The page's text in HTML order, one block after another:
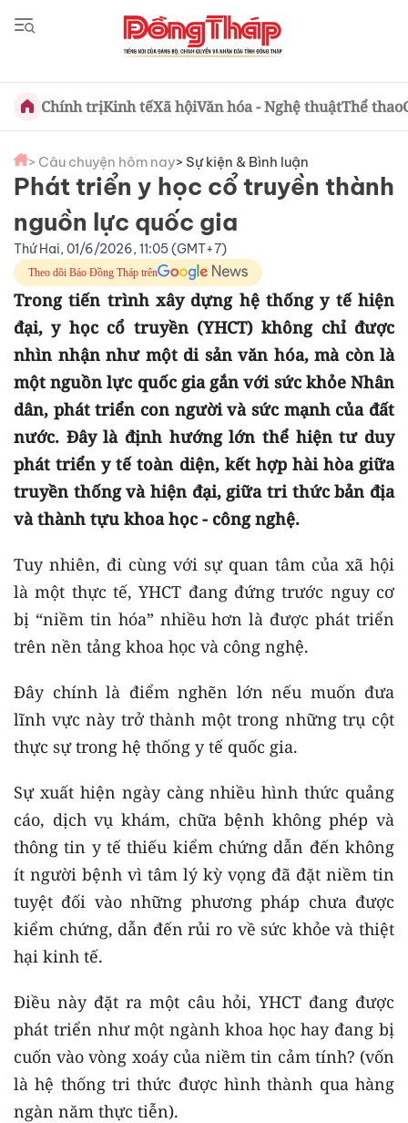
Chính trịKinh tếXã hộiVăn hóa - Nghệ thuậtThể thao
> Câu chuyện hôm nay> Sự kiện & Bình luận
Phát triển y học cổ truyền thành
nguồn lực quốc gia
Thứ Hai, 01/6/2026, 11:05 (GMT+7)
Theo dõi Báo Đồng Tháp trên
Trong tiến trình xây dựng hệ thống y tế hiện
đại, y học cổ truyền (YHCT) không chỉ được
nhìn nhận như một di sản văn hóa, mà còn là
một nguồn lực quốc gia gắn với sức khỏe Nhân
dân, phát triển con người và sức mạnh của đất
nước. Đây là định hướng lớn thể hiện tư duy
phát triển y tế toàn diện, kết hợp hài hòa giữa
truyền thống và hiện đại, giữa tri thức bản địa
và thành tựu khoa học - công nghệ.
Tuy nhiên, đi cùng với sự quan tâm của xã hội
là một thực tế, YHCT đang đứng trước nguy cơ
bị “niềm tin hóa” nhiều hơn là được phát triển
trên nền tảng khoa học và công nghệ.
Đây chính là điểm nghẽn lớn nếu muốn đưa
lĩnh vực này trở thành một trong những trụ cột
thực sự trong hệ thống y tế quốc gia.
Sự xuất hiện ngày càng nhiều hình thức quảng
cáo, dịch vụ khám, chữa bệnh không phép và
thông tin y tế thiếu kiểm chứng dẫn đến không
ít người bệnh vì tâm lý kỳ vọng đã đặt niềm tin
tuyệt đối vào những phương pháp chưa được
kiểm chứng, dẫn đến rủi ro về sức khỏe và thiệt
hại kinh tế.
Điều này đặt ra một câu hỏi, YHCT đang được
phát triển như một ngành khoa học hay đang bị
cuốn vào vòng xoáy của niềm tin cảm tính? (vốn
là hệ thống tri thức được hình thành qua hàng
ngàn năm thực tiễn).